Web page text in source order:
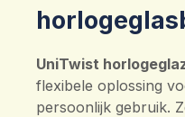
UniTwist
flexibele oplossing
persoonlijk gebruik.